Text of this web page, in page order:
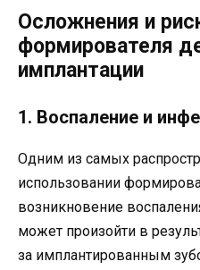
Осложнения и
формирователя
имплантации
1. Воспаление и
Одним из самых
использовании
возникновение
может произойти в
за имплантированным